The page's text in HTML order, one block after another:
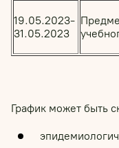
19.05.2023-
31.05.2023
График может быть